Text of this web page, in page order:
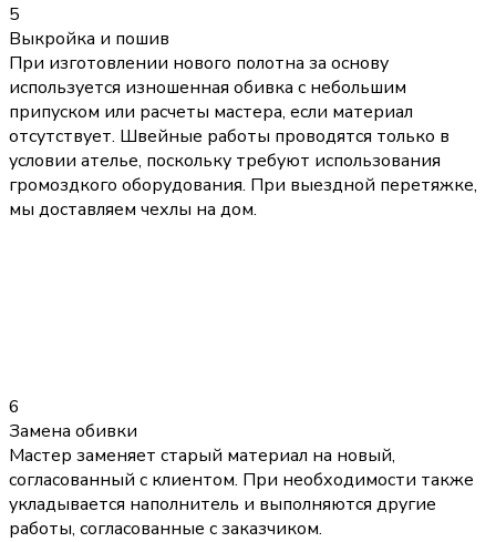
5
Выкройка и пошив
При изготовлении нового полотна за основу
используется изношенная обивка с небольшим
припуском или расчеты мастера, если материал
отсутствует. Швейные работы проводятся только в
условии ателье, поскольку требуют использования
громоздкого оборудования. При выездной перетяжке,
мы доставляем чехлы на дом.
6
Замена обивки
Мастер заменяет старый материал на новый,
согласованный с клиентом. При необходимости также
укладывается наполнитель и выполняются другие
работы, согласованные с заказчиком.